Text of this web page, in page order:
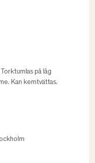
på låg
Kan kemtvättas.